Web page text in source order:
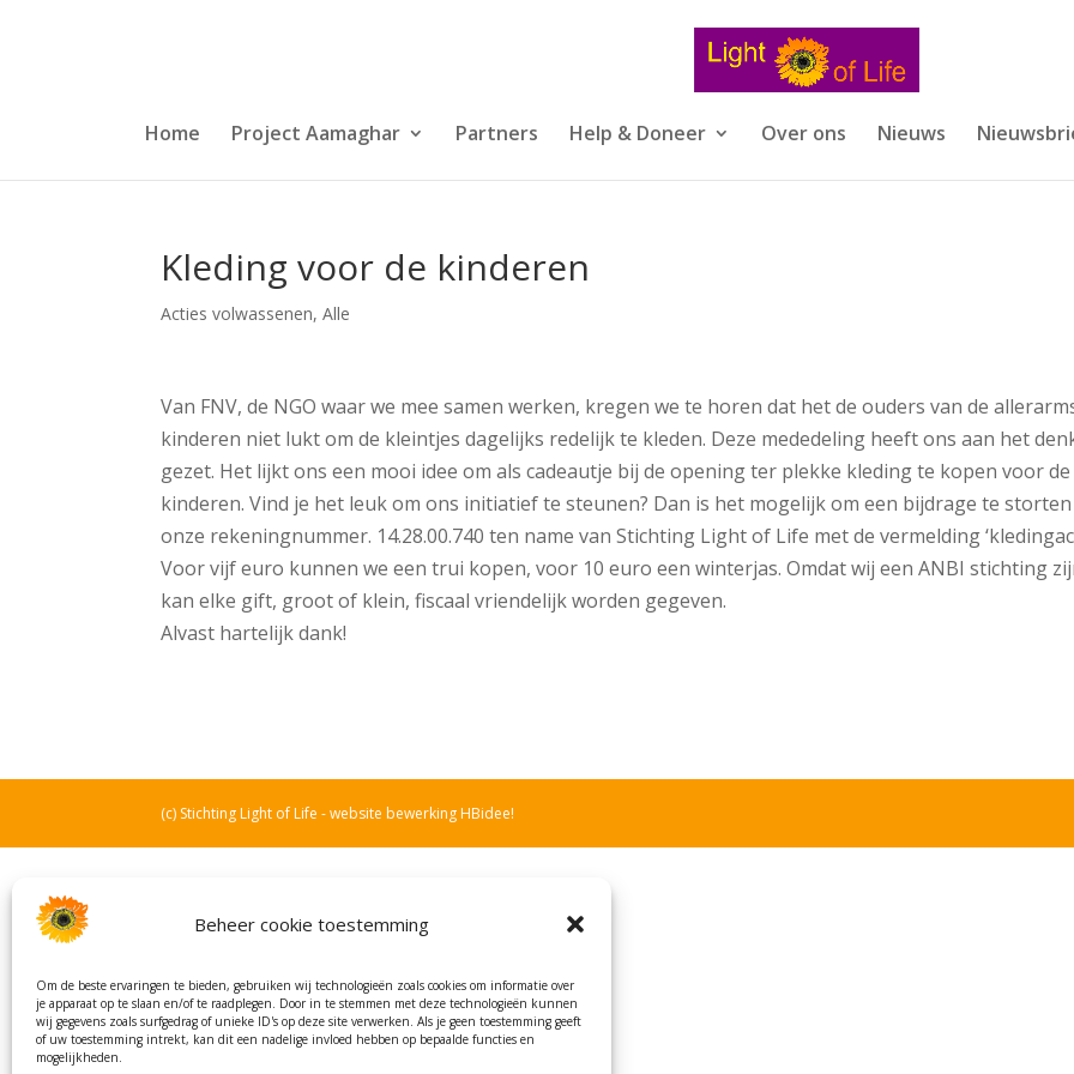
Beheer cookie toestemming
Om de beste ervaringen te bieden, gebruiken wij technologieën zoals cookies om informatie over
je apparaat op te slaan en/of te raadplegen. Door in te stemmen met deze technologieën kunnen
wij gegevens zoals surfgedrag of unieke ID's op deze site verwerken. Als je geen toestemming geeft
of uw toestemming intrekt, kan dit een nadelige invloed hebben op bepaalde functies en
mogelijkheden.
Home Project Aamaghar Partners Help & Doneer Over ons Nieuws
Kleding voor de kinderen
Acties volwassenen,Alle
Van FNV, de NGO waar we mee samen werken, kregen we te horen dat het de ouders van de
kinderen niet lukt om de kleintjes dagelijks redelijk te kleden. Deze mededeling heeft ons aan het
gezet. Het lijkt ons een mooi idee om als cadeautje bij de opening ter plekke kleding te kopen voor de
kinderen. Vind je het leuk om ons initiatief te steunen? Dan is het mogelijk om een bijdrage te
onze rekeningnummer. 14.28.00.740 ten name van Stichting Light of Life met de vermelding
Voor vijf euro kunnen we een trui kopen, voor 10 euro een winterjas. Omdat wij een ANBI stichting
kan elke gift, groot of klein, fiscaal vriendelijk worden gegeven.
Alvast hartelijk dank!
(c) Stichting Light of Life - website bewerking HBidee!